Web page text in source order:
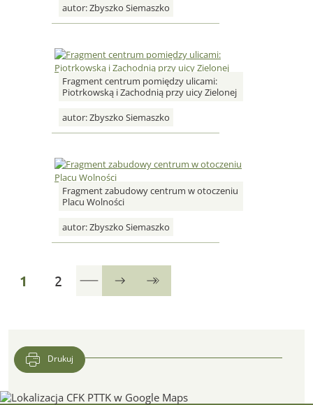
autor:Zbyszko Siemaszko
Fragment centrum pomiędzy ulicami:
Piotrkowską i Zachodnią przy uicy Zielonej
autor:Zbyszko Siemaszko
Fragment zabudowy centrum w otoczeniu
Placu Wolności
autor:Zbyszko Siemaszko
strona
1 strona
2
Drukuj
Lokalizacja CFK PTTK w Google Maps